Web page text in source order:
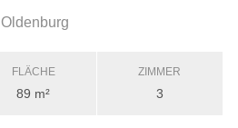
Oldenburg
FLÄCHE
89 m²
ZIMMER
3